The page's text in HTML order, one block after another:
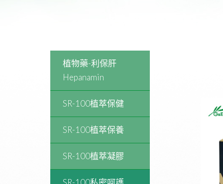
植物藥-利保肝
Hepanamin
SR-100植萃保健
SR-100植萃保養
SR-100植萃凝膠